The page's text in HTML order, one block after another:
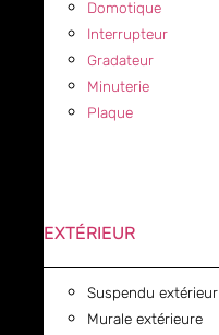
Domotique
Interrupteur
Gradateur
Minuterie
Plaque
EXTÉRIEUR
Suspendu extérieur
Murale extérieure